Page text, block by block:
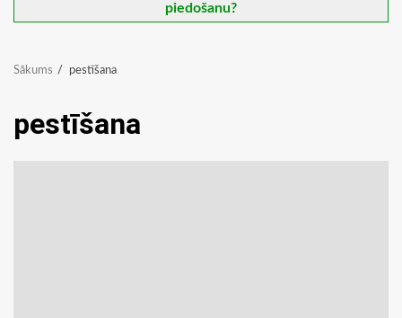
piedošanu?
Sākums pestīšana
pestīšana